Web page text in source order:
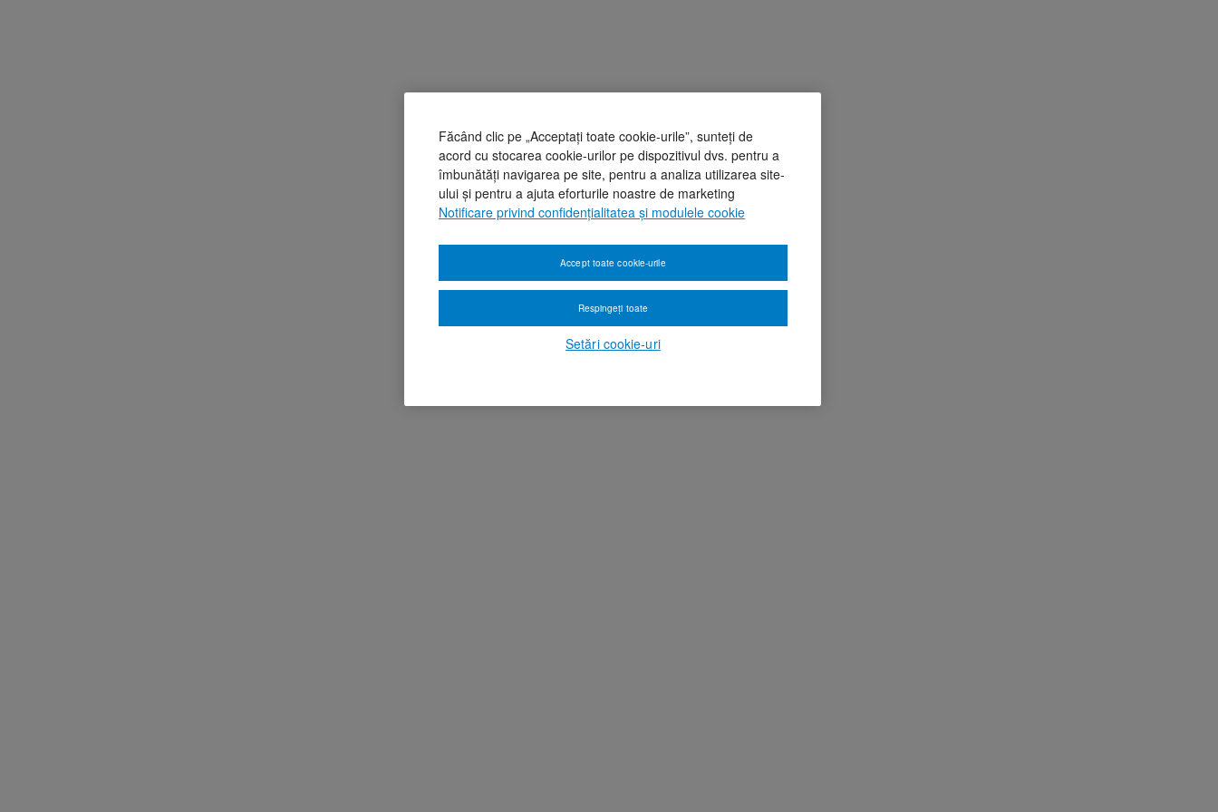
Făcând clic pe „Acceptați toate cookie-urile”, sunteți de
acord cu stocarea cookie-urilor pe dispozitivul dvs. pentru a
îmbunătăți navigarea pe site, pentru a analiza utilizarea site-
ului și pentru a ajuta eforturile noastre de marketing
Notificare privind confidențialitatea și modulele cookie
Setări cookie-uri
Respingeți toate
Accept toate cookie-urile